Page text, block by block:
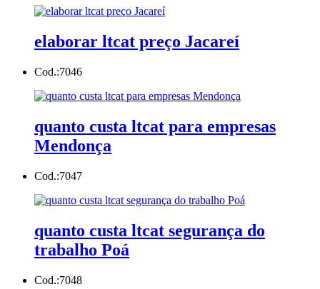
elaborar ltcat preço Jacareí
Cod.:7046
quanto custa ltcat para empresas
Mendonça
Cod.:7047
quanto custa ltcat segurança do
trabalho Poá
Cod.:7048